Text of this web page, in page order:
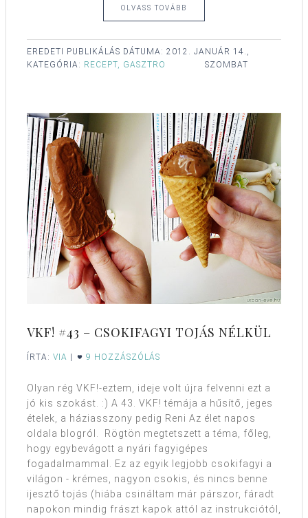
OLVASS TOVÁBB
EREDETI PUBLIKÁLÁS DÁTUMA: 2012. JANUÁR 14.,
SZOMBAT
KATEGÓRIA: RECEPT, GASZTRO
VKF! #43 – CSOKIFAGYI TOJÁS NÉLKÜL
ÍRTA: VIA 9 HOZZÁSZÓLÁS
Olyan rég VKF!-eztem, ideje volt újra felvenni ezt a
jó kis szokást. :) A 43. VKF! témája a hűsítő, jeges
ételek, a háziasszony pedig Reni Az élet napos
oldala blogról. Rögtön megtetszett a téma, főleg,
hogy egybevágott a nyári fagyigépes
fogadalmammal. Ez az egyik legjobb csokifagyi a
világon - krémes, nagyon csokis, és nincs benne
ijesztő tojás (hiába csináltam már párszor, fáradt
napokon mindig frászt kapok attól az instrukciótól,